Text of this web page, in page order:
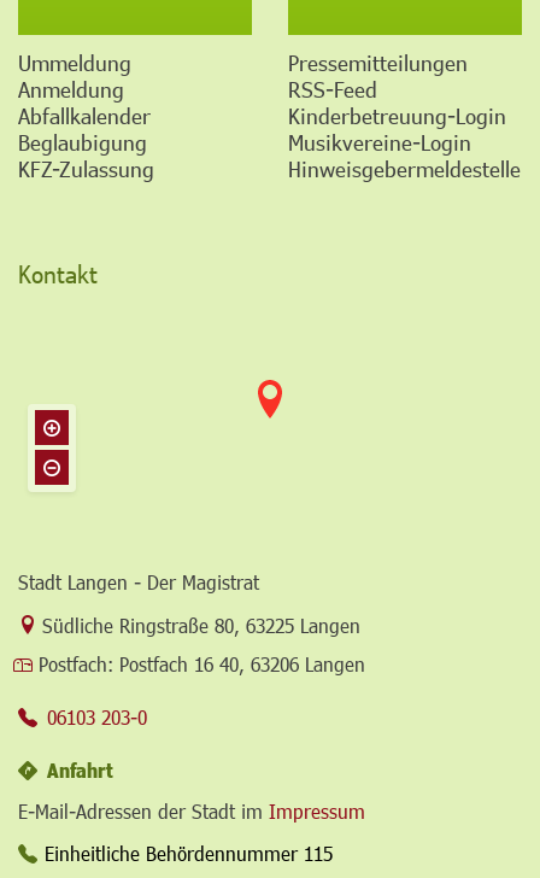
Ummeldung
Anmeldung
Abfallkalender
Beglaubigung
KFZ-Zulassung
Pressemitteilungen
RSS-Feed
Kinderbetreuung-Login
Musikvereine-Login
Hinweisgebermeldestelle
Kontakt
Stadt Langen - Der Magistrat
Link zur Google-Maps Navigation
Südliche Ringstraße 80 63225 Langen
Postfach: Postfach 16 40, 63206 Langen
06103 203-0
Anfahrt
E-Mail-Adressen der Stadt im Impressum
Einheitliche Behördennummer 115